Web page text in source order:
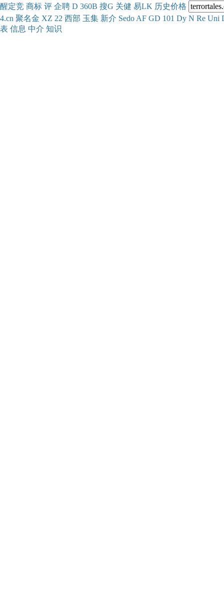
醒定竞 商标 评 企聘 D 360B 搜G 关健 易LK 历史价格
4.cn 聚名金 XZ 22 西部 玉集 新介 Sedo AF GD 101 Dy N Re Uni
表 信息 中介 知识